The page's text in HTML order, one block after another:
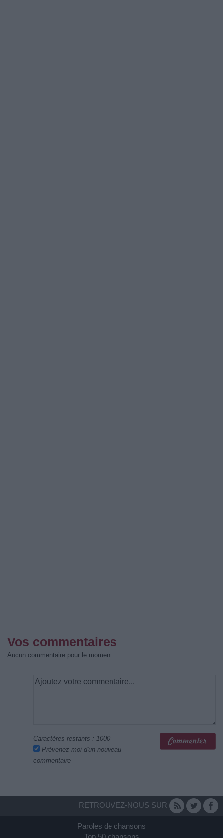
Vos commentaires
Aucun commentaire pour le moment
Caractères restants : 1000
Prévenez-moi d'un nouveau
commentaire
RETROUVEZ-NOUS SUR
Paroles de chansons
Top 50 chansons